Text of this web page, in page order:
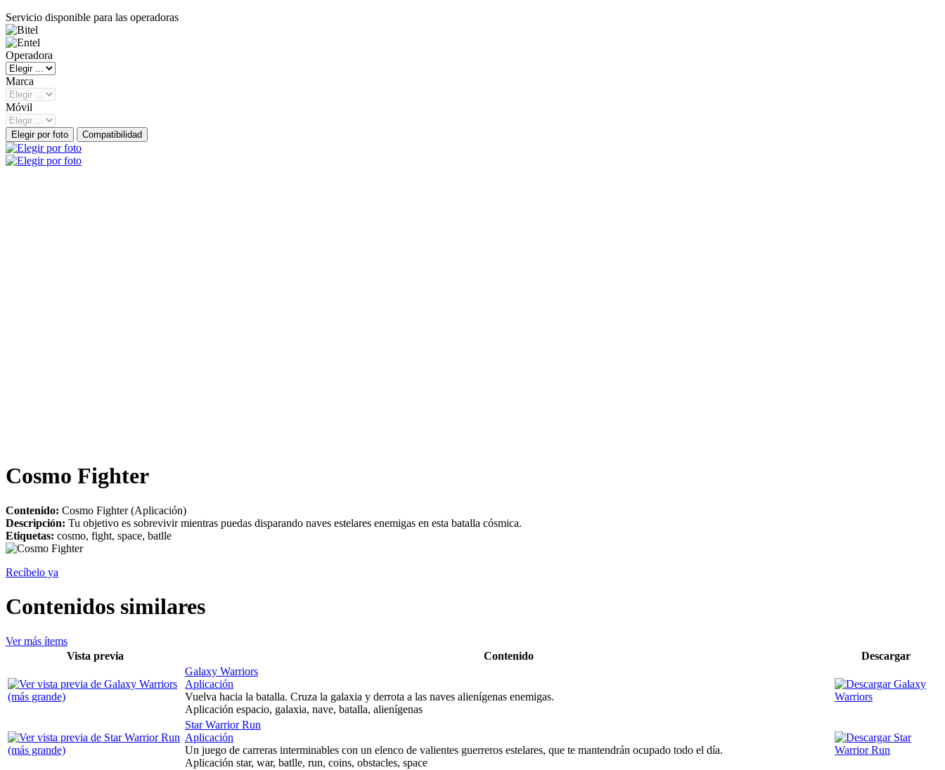
Servicio disponible para las operadoras
Operadora
Marca
Móvil
Cosmo Fighter
Contenido: Cosmo Fighter (Aplicación)
Descripción: Tu objetivo es sobrevivir mientras puedas disparando naves estelares enemigas en esta batalla cósmica.
Etiquetas: cosmo, fight, space, batlle
Recíbelo ya
Contenidos similares
Ver más ítems
Vista previa
Contenido
Descargar
Galaxy Warriors
Aplicación
Vuelva hacia la batalla. Cruza la galaxia y derrota a las naves alienígenas enemigas.
Aplicación espacio, galaxia, nave, batalla, alienígenas
Star Warrior Run
Aplicación
Un juego de carreras interminables con un elenco de valientes guerreros estelares, que te mantendrán ocupado todo el día.
Aplicación star, war, batlle, run, coins, obstacles, space